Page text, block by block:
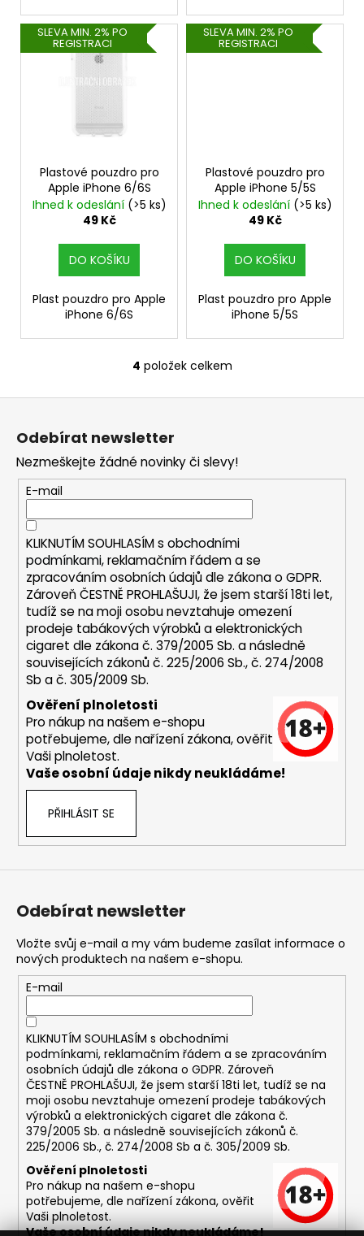
SLEVA MIN. 2% PO
REGISTRACI
Plastové pouzdro pro
Apple iPhone 6/6S
Ihned k odeslání (>5 ks)
49 Kč
DO KOŠÍKU
Plast pouzdro pro Apple
iPhone 6/6S
SLEVA MIN. 2% PO
REGISTRACI
Plastové pouzdro pro
Apple iPhone 5/5S
Ihned k odeslání (>5 ks)
49 Kč
DO KOŠÍKU
Plast pouzdro pro Apple
iPhone 5/5S
O
v
a
c
í
p
r
v
k
y
v
ý
p
i
4 položek celkem
Odebírat newsletter
Nezmeškejte žádné novinky či slevy!
E-mail
KLIKNUTÍM SOUHLASÍM s obchodními
podmínkami,reklamačním řádem a se
zpracováním osobních údajů dle zákona oGDPR.
Zároveň ČESTNĚ PROHLAŠUJI, že jsem starší 18ti let,
tudíž se na moji osobu nevztahuje omezení
prodeje tabákových výrobků a elektronických
cigaret dle zákona č. 379/2005 Sb. a následně
souvisejících zákonů č. 225/2006 Sb., č. 274/2008
Sb a č. 305/2009 Sb.
Ověření plnoletosti
Pro nákup na našem e-shopu
potřebujeme, dle nařízení zákona, ověřit
Vaši plnoletost.
Vaše osobní údaje nikdy neukládáme!
PŘIHLÁSIT SE
Odebírat newsletter
Vložte svůj e-mail a my vám budeme zasílat informace o
nových produktech na našem e-shopu.
E-mail
KLIKNUTÍM SOUHLASÍM s obchodními
podmínkami, reklamačním řádem a se zpracováním
osobních údajů dle zákona o GDPR. Zároveň
ČESTNĚ PROHLAŠUJI, že jsem starší 18ti let, tudíž se na
moji osobu nevztahuje omezení prodeje tabákových
výrobků a elektronických cigaret dle zákona č.
379/2005 Sb. a následně souvisejících zákonů č.
225/2006 Sb., č. 274/2008 Sb a č. 305/2009 Sb.
Ověření plnoletosti
Pro nákup na našem e-shopu
potřebujeme, dle nařízení zákona, ověřit
Vaši plnoletost.
Vaše osobní údaje nikdy neukládáme!